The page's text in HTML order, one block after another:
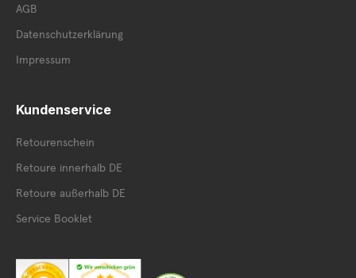
AGB
Datenschutzerklärung
Impressum
Kundenservice
Retourenschein
Retoure innerhalb DE
Retoure außerhalb DE
Service Booklet